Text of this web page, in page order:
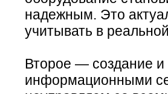
надежным. Это
учитывать в
Второе — создание и
информационными